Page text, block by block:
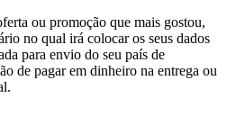
ou promoção que mais gostou,
no qual irá colocar os seus dados
para envio do seu país de
de pagar em dinheiro na entrega ou